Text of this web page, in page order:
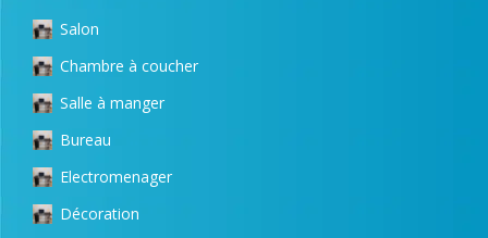
Salon
Chambre à coucher
Salle à manger
Bureau
Electromenager
Décoration